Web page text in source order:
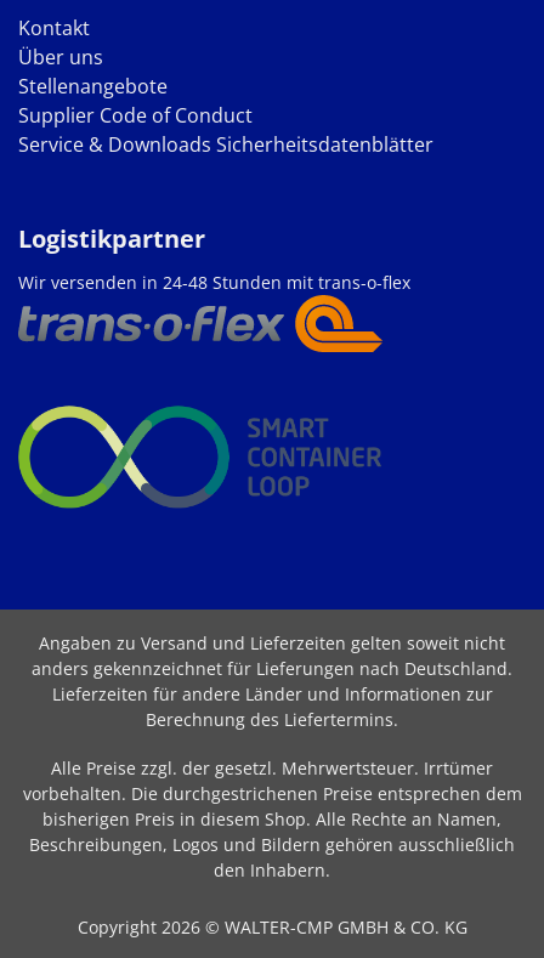
Kontakt
Über uns
Stellenangebote
Supplier Code of Conduct
Service & Downloads Sicherheitsdatenblätter
Logistikpartner
Wir versenden in 24-48 Stunden mit trans-o-flex
Angaben zu Versand und Lieferzeiten gelten soweit nicht
anders gekennzeichnet für Lieferungen nach Deutschland.
Lieferzeiten für andere Länder und Informationen zur
Berechnung des Liefertermins.
Alle Preise zzgl. der gesetzl. Mehrwertsteuer. Irrtümer
vorbehalten. Die durchgestrichenen Preise entsprechen dem
bisherigen Preis in diesem Shop. Alle Rechte an Namen,
Beschreibungen, Logos und Bildern gehören ausschließlich
den Inhabern.
Copyright 2026 © WALTER-CMP GMBH & CO. KG